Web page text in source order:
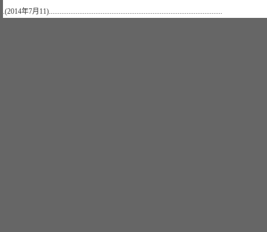
.(2014年7月11).................................................................................................